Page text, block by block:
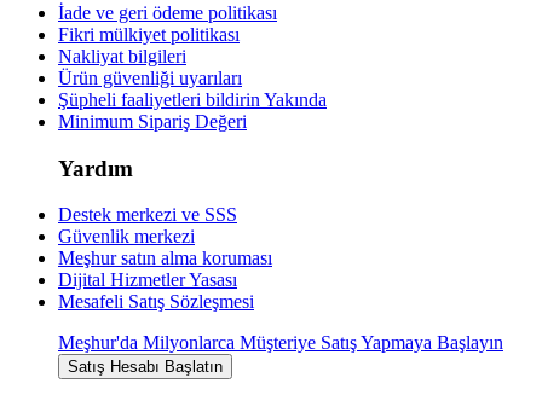
İade ve geri ödeme politikası
Fikri mülkiyet politikası
Nakliyat bilgileri
Ürün güvenliği uyarıları
Şüpheli faaliyetleri bildirin Yakında
Minimum Sipariş Değeri
Yardım
Destek merkezi ve SSS
Güvenlik merkezi
Meşhur satın alma koruması
Dijital Hizmetler Yasası
Mesafeli Satış Sözleşmesi
Meşhur'da Milyonlarca Müşteriye Satış Yapmaya Başlayın
Satış Hesabı Başlatın